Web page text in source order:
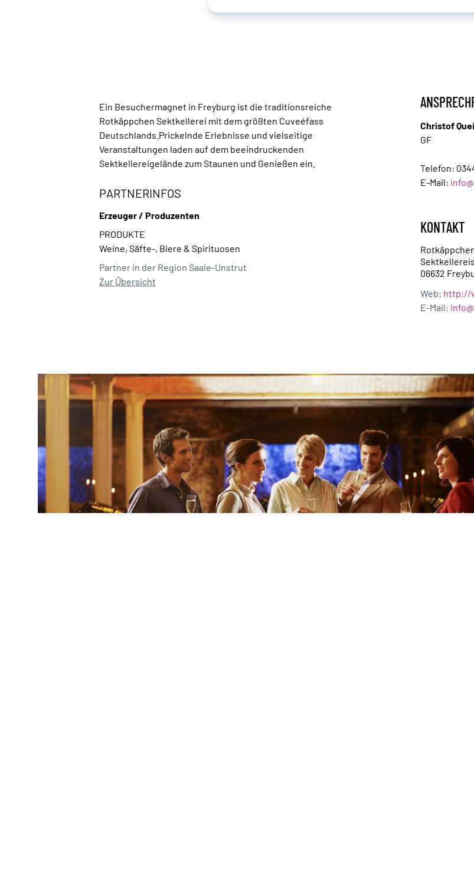
Ein Besuchermagnet in Freyburg ist die traditionsreiche
Rotkäppchen Sektkellerei mit dem größten Cuveéfass
Deutschlands.Prickelnde Erlebnisse und vielseitige
Veranstaltungen laden auf dem beeindruckenden
Sektkellereigelände zum Staunen und Genießen ein.
PARTNERINFOS
Erzeuger / Produzenten
PRODUKTE
Weine, Säfte-, Biere & Spirituosen
Partner in der Region Saale-Unstrut
Zur Übersicht
Christof
GF
Telefon:
E-Mail:
KONTAKT
06632
Web: http://
E-Mail: